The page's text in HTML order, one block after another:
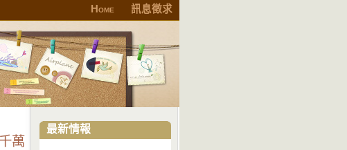
Home 訊息徵求
萬
最新情報